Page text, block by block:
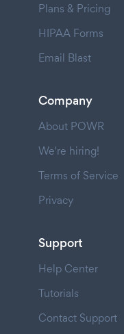
Plans & Pricing
HIPAA Forms
Email Blast
Company
About POWR
We're hiring!
Terms of Service
Privacy
Support
Help Center
Tutorials
Contact Support